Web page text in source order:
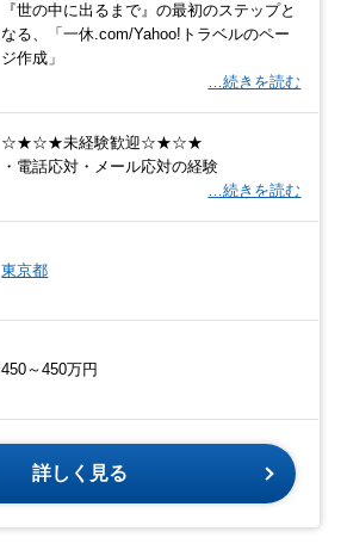
『世の中に出るまで』の最初のステップと
なる、「一休.com/Yahoo!トラベルのペー
ジ作成」
…続きを読む
☆★☆★未経験歓迎☆★☆★
・電話応対・メール応対の経験
…続きを読む
東京都
450～450万円
詳しく見る